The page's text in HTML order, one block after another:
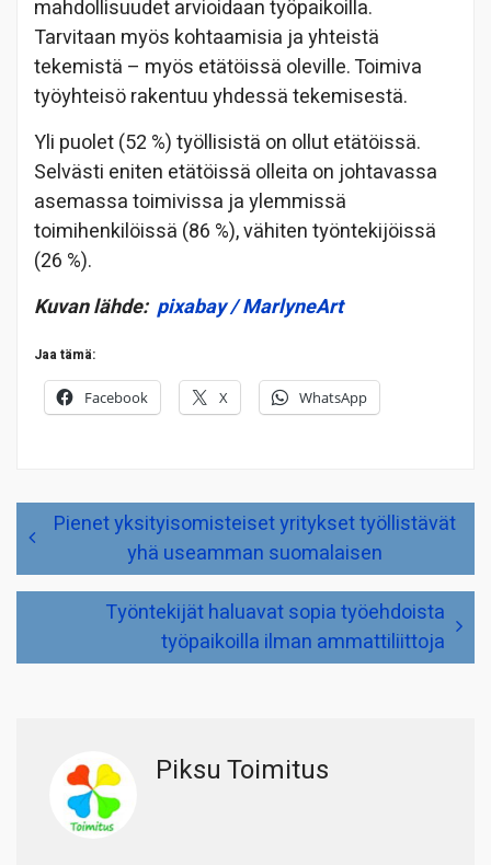
mahdollisuudet arvioidaan työpaikoilla.
Tarvitaan myös kohtaamisia ja yhteistä
tekemistä – myös etätöissä oleville. Toimiva
työyhteisö rakentuu yhdessä tekemisestä.
Yli puolet (52 %) työllisistä on ollut etätöissä.
Selvästi eniten etätöissä olleita on johtavassa
asemassa toimivissa ja ylemmissä
toimihenkilöissä (86 %), vähiten työntekijöissä
(26 %).
Kuvan lähde: pixabay / MarlyneArt
Jaa tämä:
Facebook X WhatsApp
Artikkelien
selausPienet yksityisomisteiset yritykset työllistävät
yhä useamman suomalaisen
Työntekijät haluavat sopia työehdoista
työpaikoilla ilman ammattiliittoja
Piksu Toimitus